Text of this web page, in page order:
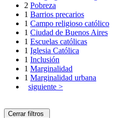
2 Pobreza
1 Barrios precarios
1 Campo religioso católico
1 Ciudad de Buenos Aires
1 Escuelas católicas
1 Iglesia Católica
1 Inclusión
1 Marginalidad
1 Marginalidad urbana
siguiente >
Cerrar filtros